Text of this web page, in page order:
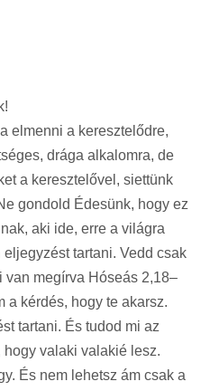
elmenni a keresztelődre,
drága alkalomra, de
a keresztelővel, siettünk
gondold Édesünk, hogy ez
aki ide, erre a világra
tartani. Vedd csak
megírva Hóseás 2,18–
a kérdés, hogy te akarsz.
tartani. És tudod mi az
valaki valakié lesz.
És nem lehetsz ám csak a